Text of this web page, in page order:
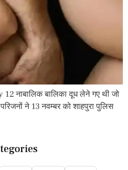
नाबालिक बालिका दूध लेने गए थी जो
ने 13 नवम्बर को शाहपुरा पुलिस